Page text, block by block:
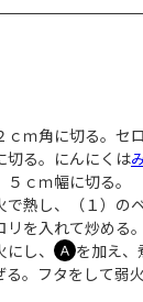
ｃｍ角に切る。セ
切る。にんにくは
ｃｍ幅に切る。
で熱し、（１）の
リを入れて炒める
し、
Ａ を加え、
る。フタをして弱